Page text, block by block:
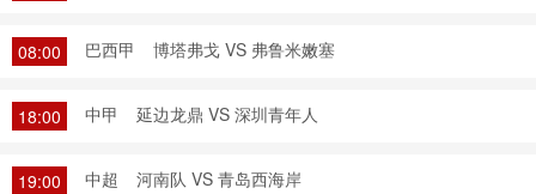
08:00 巴西甲 博塔弗戈 VS 弗鲁米嫩塞
18:00 中甲 延边龙鼎 VS 深圳青年人
19:00 中超 河南队 VS 青岛西海岸